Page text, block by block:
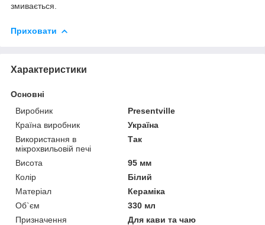
змивається.
Приховати
Характеристики
Основні
Виробник
Presentville
Країна виробник
Україна
Використання в
мікрохвильовій печі
Так
Висота
95 мм
Колір
Білий
Матеріал
Кераміка
Об`єм
330 мл
Призначення
Для кави та чаю